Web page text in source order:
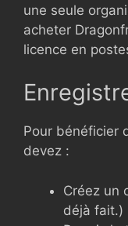
une seule
acheter
licence en
Pour bénéficier
devez :
Créez un
déjà fait.)